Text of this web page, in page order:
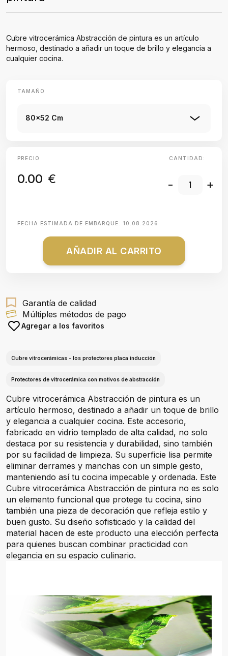
Cubre vitrocerámica Abstracción de pintura es un artículo
hermoso, destinado a añadir un toque de brillo y elegancia a
cualquier cocina.
TAMAÑO
80x52 Cm
PRECIO
0.00 €
CANTIDAD:
- +
FECHA ESTIMADA DE EMBARQUE: 10.08.2026
AÑADIR AL CARRITO
Garantía de calidad
Múltiples métodos de pago
Agregar a los favoritos
Cubre vitrocerámicas - los protectores placa inducción
Protectores de vitrocerámica con motivos de abstracción
Cubre vitrocerámica Abstracción de pintura es un
artículo hermoso, destinado a añadir un toque de brillo
y elegancia a cualquier cocina. Este accesorio,
fabricado en vidrio templado de alta calidad, no solo
destaca por su resistencia y durabilidad, sino también
por su facilidad de limpieza. Su superficie lisa permite
eliminar derrames y manchas con un simple gesto,
manteniendo así tu cocina impecable y ordenada. Este
Cubre vitrocerámica Abstracción de pintura no es solo
un elemento funcional que protege tu cocina, sino
también una pieza de decoración que refleja estilo y
buen gusto. Su diseño sofisticado y la calidad del
material hacen de este producto una elección perfecta
para quienes buscan combinar practicidad con
elegancia en su espacio culinario.